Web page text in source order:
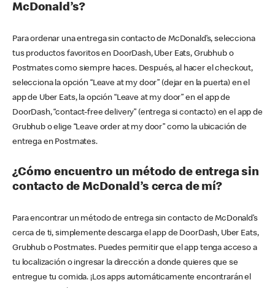
McDonald’s?
Para ordenar una entrega sin contacto de McDonald’s, selecciona
tus productos favoritos en DoorDash, Uber Eats, Grubhub o
Postmates como siempre haces. Después, al hacer el checkout,
selecciona la opción “Leave at my door” (dejar en la puerta) en el
app de Uber Eats, la opción “Leave at my door” en el app de
DoorDash, “contact-free delivery” (entrega si contacto) en el app de
Grubhub o elige “Leave order at my door” como la ubicación de
entrega en Postmates.
¿Cómo encuentro un método de entrega sin
contacto de McDonald’s cerca de mí?
Para encontrar un método de entrega sin contacto de McDonald’s
cerca de ti, simplemente descarga el app de DoorDash, Uber Eats,
Grubhub o Postmates. Puedes permitir que el app tenga acceso a
tu localización o ingresar la dirección a donde quieres que se
entregue tu comida. ¡Los apps automáticamente encontrarán el